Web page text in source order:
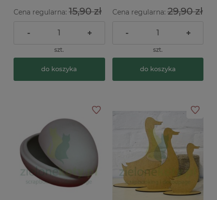
Cena regularna: 15,90 zł
- +
szt.
do koszyka
Cena regularna:29,90 zł
- +
szt.
do koszyka